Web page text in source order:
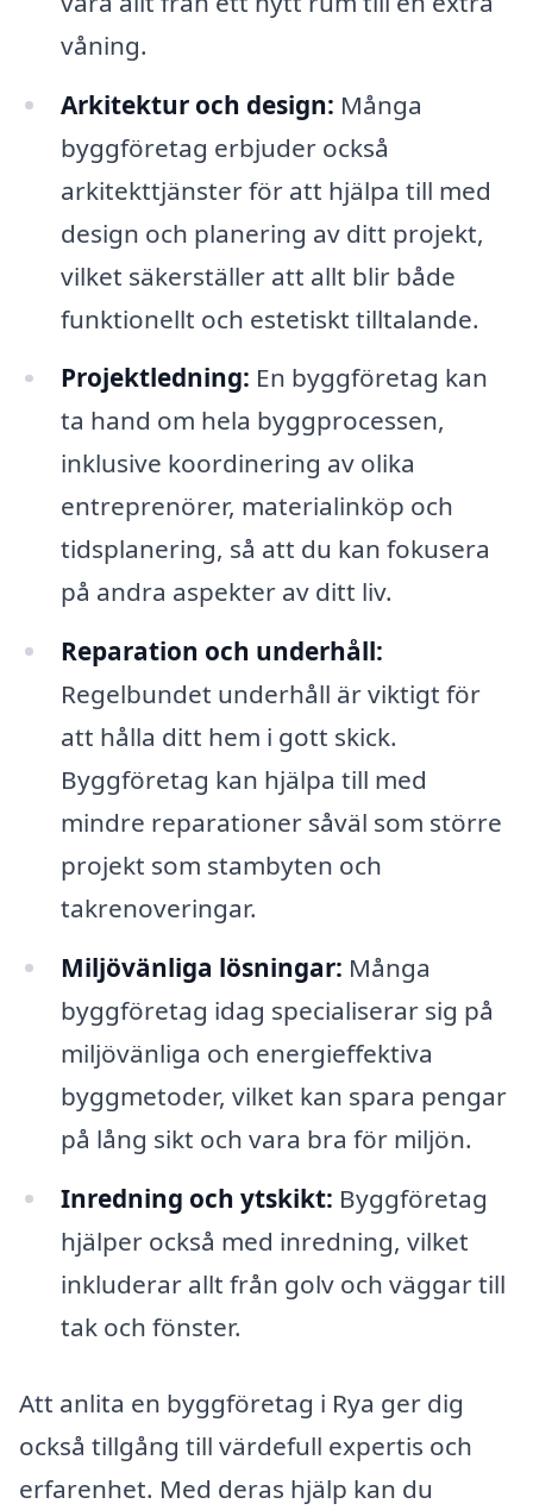
våning.
Arkitektur och design: Många
byggföretag erbjuder också
arkitekttjänster för att hjälpa till med
design och planering av ditt projekt,
vilket säkerställer att allt blir både
funktionellt och estetiskt tilltalande.
Projektledning: En byggföretag kan
ta hand om hela byggprocessen,
inklusive koordinering av olika
entreprenörer, materialinköp och
tidsplanering, så att du kan fokusera
på andra aspekter av ditt liv.
Reparation och underhåll:
Regelbundet underhåll är viktigt för
att hålla ditt hem i gott skick.
Byggföretag kan hjälpa till med
mindre reparationer såväl som större
projekt som stambyten och
takrenoveringar.
Miljövänliga lösningar: Många
byggföretag idag specialiserar sig på
miljövänliga och energieffektiva
byggmetoder, vilket kan spara pengar
på lång sikt och vara bra för miljön.
Inredning och ytskikt: Byggföretag
hjälper också med inredning, vilket
inkluderar allt från golv och väggar till
tak och fönster.
Att anlita en byggföretag i Rya ger dig
också tillgång till värdefull expertis och
erfarenhet. Med deras hjälp kan du